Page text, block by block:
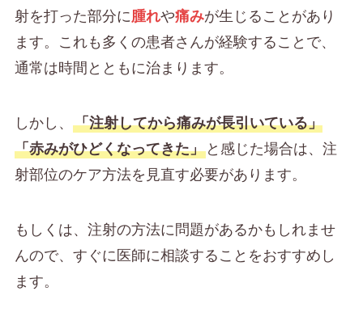
射を打った部分に腫れや痛みが生じることがあり
ます。これも多くの患者さんが経験することで、
通常は時間とともに治まります。
しかし、 「注射してから痛みが長引いている」
「赤みがひどくなってきた」と感じた場合は、注
射部位のケア方法を見直す必要があります。
もしくは、注射の方法に問題があるかもしれませ
んので、すぐに医師に相談することをおすすめし
ます。